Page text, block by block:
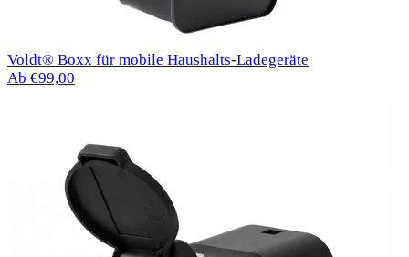
Voldt® Boxx für mobile Haushalts-Ladegeräte
Ab €99,00